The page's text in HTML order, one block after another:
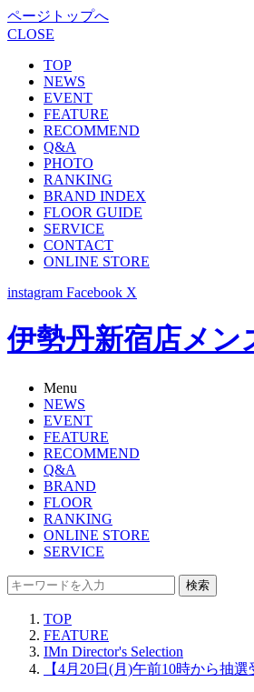
ページトップへ
CLOSE
TOP
NEWS
EVENT
FEATURE
RECOMMEND
Q&A
PHOTO
RANKING
BRAND INDEX
FLOOR GUIDE
SERVICE
CONTACT
ONLINE STORE
instagram Facebook X
伊勢丹新宿店メン
Menu
NEWS
EVENT
FEATURE
RECOMMEND
Q&A
BRAND
FLOOR
RANKING
ONLINE STORE
SERVICE
検索
TOP
FEATURE
IMn Director's Selection
【4月20日(月)午前10時から抽